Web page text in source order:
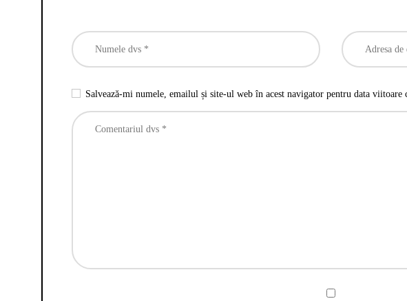
Salvează-mi numele, emailul și site-ul web în acest navigator pentru data viitoare